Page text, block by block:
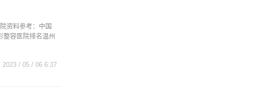
资料参考：中国
整容医院排名温州
2023 / 05 / 06 6:37